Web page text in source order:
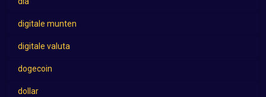
digitale munten
digitale valuta
dogecoin
dollar